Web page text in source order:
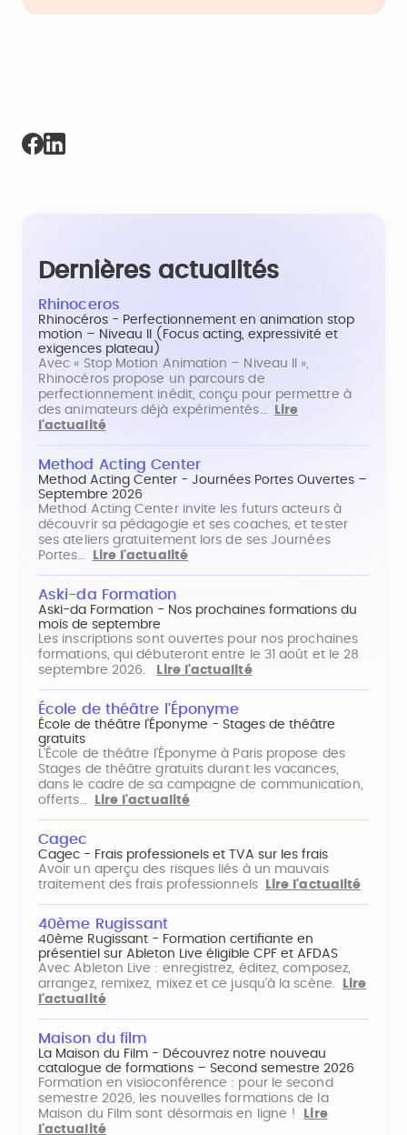
Dernières actualités
Rhinoceros
Rhinocéros - Perfectionnement en animation stop
motion – Niveau II (Focus acting, expressivité et
exigences plateau)
Avec « Stop Motion Animation – Niveau II »,
Rhinocéros propose un parcours de
perfectionnement inédit, conçu pour permettre à
des animateurs déjà expérimentés…
Lire
l'actualité
Method Acting Center
Method Acting Center - Journées Portes Ouvertes –
Septembre 2026
Method Acting Center invite les futurs acteurs à
découvrir sa pédagogie et ses coaches, et tester
ses ateliers gratuitement lors de ses Journées
Portes…
Lire l'actualité
Aski-da Formation
Aski-da Formation - Nos prochaines formations du
mois de septembre
Les inscriptions sont ouvertes pour nos prochaines
formations, qui débuteront entre le 31 août et le 28
septembre 2026.
Lire l'actualité
École de théâtre l'Éponyme
École de théâtre l'Éponyme - Stages de théâtre
gratuits
L'École de théâtre l'Éponyme à Paris propose des
Stages de théâtre gratuits durant les vacances,
dans le cadre de sa campagne de communication,
offerts…
Lire l'actualité
Cagec
Cagec - Frais professionels et TVA sur les frais
Avoir un aperçu des risques liés à un mauvais
traitement des frais professionnels
Lire l'actualité
40ème Rugissant
40ème Rugissant - Formation certifiante en
présentiel sur Ableton Live éligible CPF et AFDAS
Avec Ableton Live : enregistrez, éditez, composez,
arrangez, remixez, mixez et ce jusqu'à la scène.
Lire
l'actualité
Maison du film
La Maison du Film - Découvrez notre nouveau
catalogue de formations – Second semestre 2026
Formation en visioconférence : pour le second
semestre 2026, les nouvelles formations de la
Maison du Film sont désormais en ligne !
Lire
l'actualité